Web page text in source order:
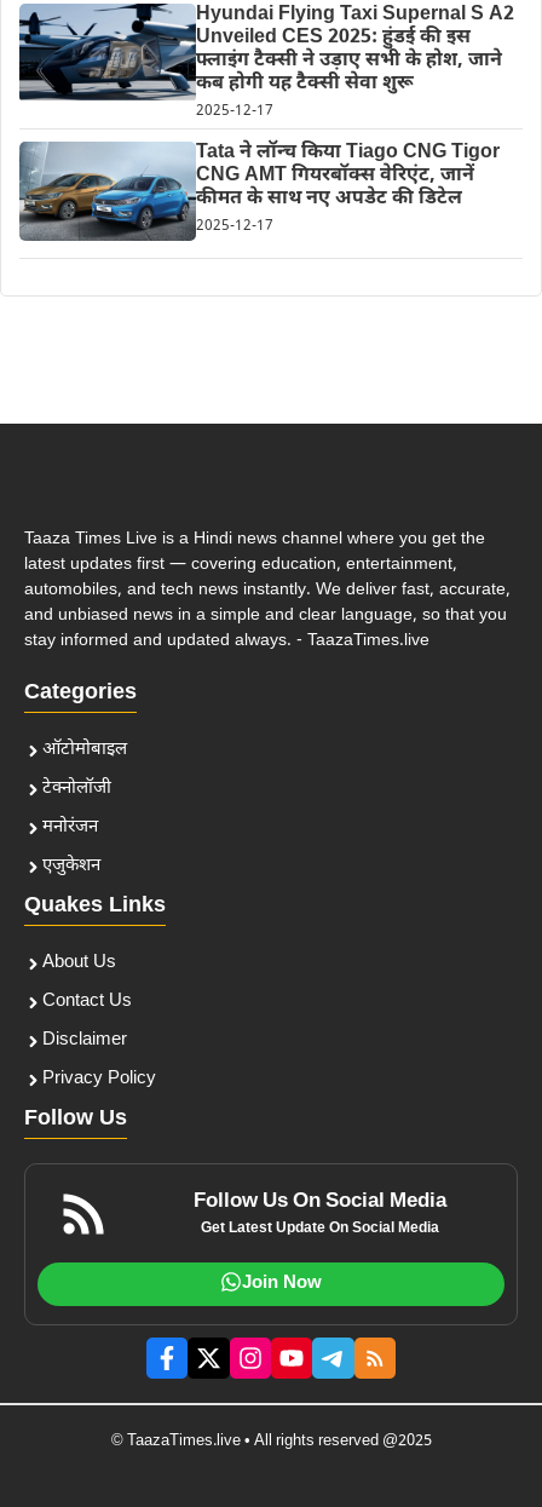
Hyundai Flying Taxi Supernal S A2
Unveiled CES 2025: हुंडई की इस
फ्लाइंग टैक्सी ने उड़ाए सभी के होश, जाने
कब होगी यह टैक्सी सेवा शुरू
2025-12-17
Tata ने लॉन्च किया Tiago CNG Tigor
CNG AMT गियरबॉक्स वेरिएंट, जानें
कीमत के साथ नए अपडेट की डिटेल
2025-12-17
Taaza Times Live is a Hindi news channel where you get the
latest updates first — covering education, entertainment,
automobiles, and tech news instantly. We deliver fast, accurate,
and unbiased news in a simple and clear language, so that you
stay informed and updated always. - TaazaTimes.live
Categories
ऑटोमोबाइल
टेक्नोलॉजी
मनोरंजन
एजुकेशन
Quakes Links
About Us
Contact Us
Disclaimer
Privacy Policy
Follow Us
Follow Us On Social Media
Get Latest Update On Social Media
Join Now
© TaazaTimes.live • All rights reserved @2025